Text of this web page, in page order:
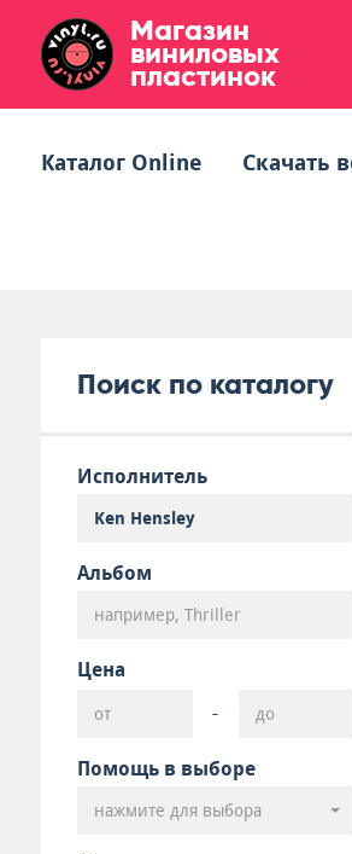
Магазин
виниловых
пластинок
Каталог Online Скачать
Поиск по каталогу
Исполнитель
Альбом
Цена
-
Помощь в выборе
нажмите для выбора